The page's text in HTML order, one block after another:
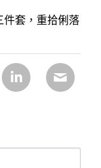
件套，重拾俐落